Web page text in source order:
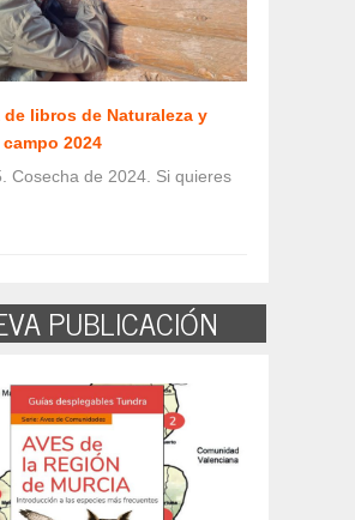
de libros de Naturaleza y
2024
Cosecha de 2024. Si quieres
PUBLICACIÓN